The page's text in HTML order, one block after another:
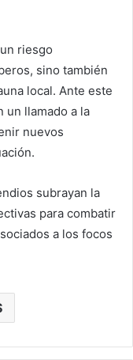
riesgo
sino también
local. Ante este
un llamado a la
nuevos
subrayan la
para combatir
a los focos